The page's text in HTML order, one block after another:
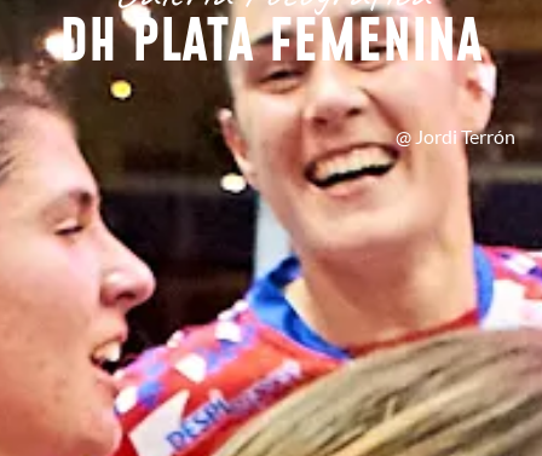
DH PLATA FEMENINA
@ Jordi Terrón